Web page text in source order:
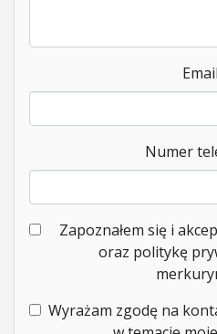
Email
Numer
Zapoznałem się i
oraz politykę
Wyrażam zgodę na